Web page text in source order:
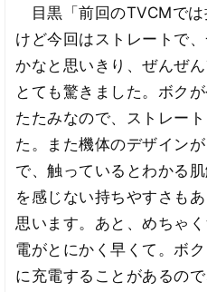
目黒「前回のTVCMでは
けど今回はストレートで
かなと思いきり、ぜんぜ
とても驚きました。ボク
たたみなので、ストレー
た。また機体のデザイン
で、触っているとわかる
を感じない持ちやすさも
思います。あと、めちゃ
電がとにかく早くて。ボ
に充電することがあるの